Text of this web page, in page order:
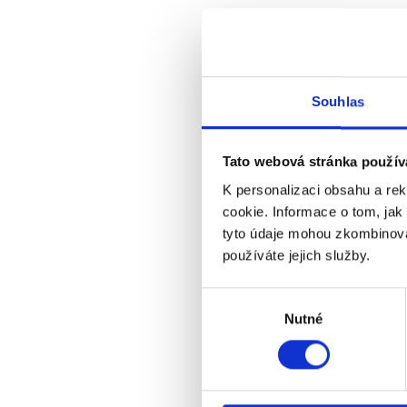
Souhlas
Tato webová stránka
K personalizaci obsahu a
cookie. Informace o tom,
tyto údaje mohou
používáte jejich služby.
Nutné